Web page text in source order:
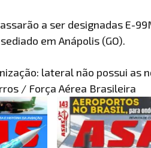
a ser designadas E-
em Anápolis (GO).
lateral não possui as
/ Força Aérea Brasileira